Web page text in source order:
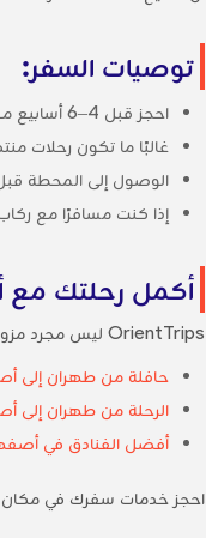
توصيات السفر:
احجز قبل 4–6 أسابيع مقدمًا، خاصة قبل العطلات أو مواسم الجامعات.
غالبًا ما تكون رحلات
الوصول إلى المحطة قبل 45 دقيقة على الأقل، خاصةً إذا لم تكن معتادًا على تخطيط
إذا كنت مسافرًا مع
أكمل رحلتك مع
OrientTrips ليس مجرد مزود تذاكر قطار— فنحن نساعدك على التخطيط لرحلتك بالكامل:
حافلة من طهران إلى
الرحلة من طهران إلى
أفضل الفنادق في
احجز خدمات سفرك في مكان